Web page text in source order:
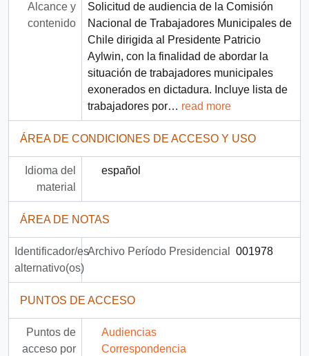
Alcance y
contenido
Solicitud de audiencia de la Comisión
Nacional de Trabajadores Municipales de
Chile dirigida al Presidente Patricio
Aylwin, con la finalidad de abordar la
situación de trabajadores municipales
exonerados en dictadura. Incluye lista de
trabajadores por… read more
ÁREA DE CONDICIONES DE ACCESO Y USO
Idioma del
material
español
ÁREA DE NOTAS
Identificador/es
alternativo(os)
Archivo Período Presidencial 001978
PUNTOS DE ACCESO
Puntos de
acceso por
Audiencias
Correspondencia